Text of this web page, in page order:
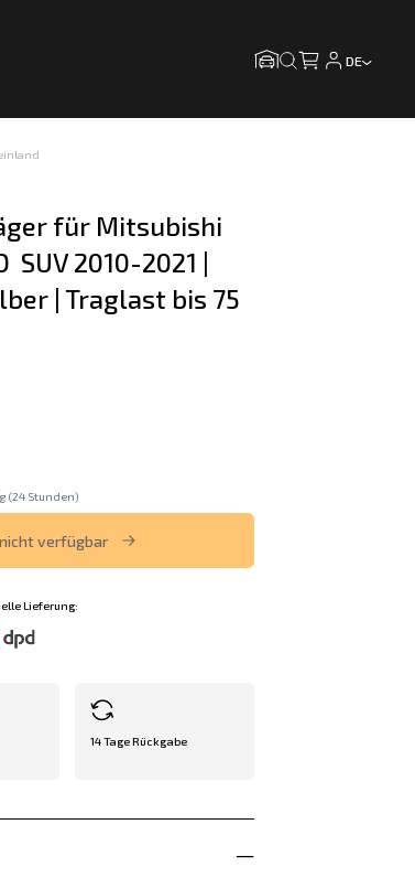
DE
für Mitsubishi
SUV 2010-2021 |
| Traglast bis 75
(24 Stunden)
verfügbar
Lieferung:
14 Tage Rückgabe